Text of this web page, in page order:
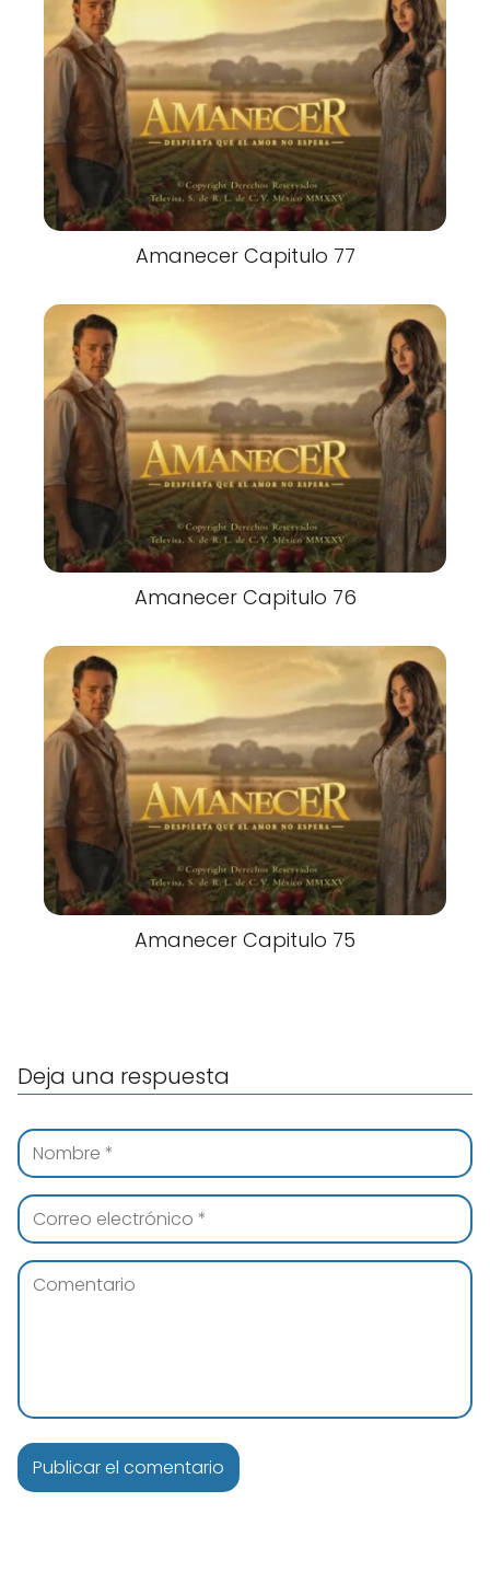
Amanecer Capitulo 77
Amanecer Capitulo 76
Amanecer Capitulo 75
Deja una respuesta